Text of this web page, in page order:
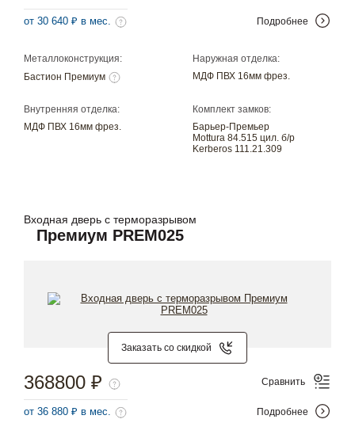
Металлоконструкция:
Бастион Премиум
Наружная отделка:
МДФ ПВХ 16мм фрез.
Внутренняя отделка:
МДФ ПВХ 16мм фрез.
Комплект замков:
Барьер-Премьер
Mottura 84.515 цил. б/р
Kerberos 111.21.309
от 30 640 ₽ в мес. Подробнее
Входная дверь с терморазрывом
Премиум PREM025
Заказать со скидкой
368800 ₽
от 36 880 ₽ в мес.
Сравнить
Подробнее